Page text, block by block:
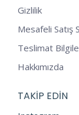
Gizlilik
Mesafeli Satış
Teslimat
Hakkımızda
TAKIP EDIN